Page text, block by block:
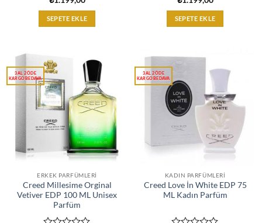
üzerinden
0
oy
SEPETE EKLE
üzerinden
0
oy
SEPETE EKLE
ERKEK PARFÜMLERI
Creed Millesime Orginal
Vetiver EDP 100 ML Unisex
Parfüm
KADIN PARFÜMLERI
Creed Love İn White EDP 75
ML Kadın Parfüm